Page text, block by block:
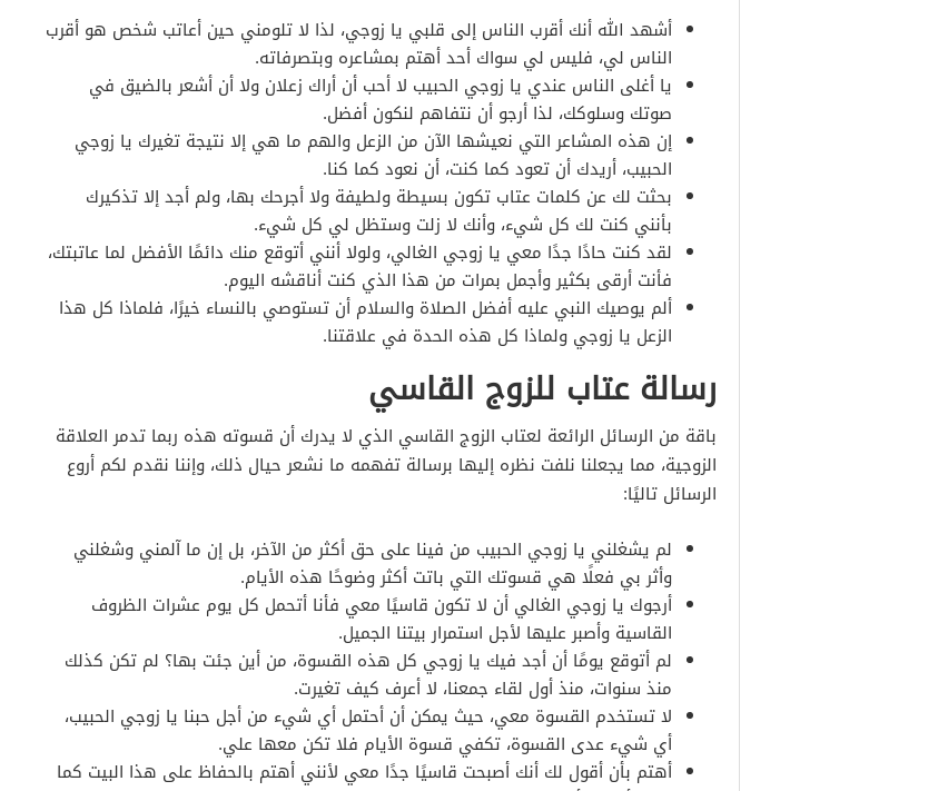
أشهد الله أنك أقرب الناس إلى قلبي يا زوجي، لذا لا تلومني حين أعاتب شخص هو أقرب
الناس لي، فليس لي سواك أحد أهتم بمشاعره وبتصرفاته.
يا أغلى الناس عندي يا زوجي الحبيب لا أحب أن أراك زعلان ولا أن أشعر بالضيق في
صوتك وسلوكك، لذا أرجو أن نتفاهم لنكون أفضل.
إن هذه المشاعر التي نعيشها الآن من الزعل والهم ما هي إلا نتيجة تغيرك يا زوجي
الحبيب، أريدك أن تعود كما كنت، أن نعود كما كنا.
بحثت لك عن كلمات عتاب تكون بسيطة ولطيفة ولا أجرحك بها، ولم أجد إلا تذكيرك
بأنني كنت لك كل شيء، وأنك لا زلت وستظل لي كل شيء.
لقد كنت حادًا جدًا معي يا زوجي الغالي، ولولا أنني أتوقع منك دائمًا الأفضل لما عاتبتك،
فأنت أرقى بكثير وأجمل بمرات من هذا الذي كنت أناقشه اليوم.
ألم يوصيك النبي عليه أفضل الصلاة والسلام أن تستوصي بالنساء خيرًا، فلماذا كل هذا
الزعل يا زوجي ولماذا كل هذه الحدة في علاقتنا.
رسالة عتاب للزوج القاسي
باقة من الرسائل الرائعة لعتاب الزوج القاسي الذي لا يدرك أن قسوته هذه ربما تدمر العلاقة
الزوجية، مما يجعلنا نلفت نظره إليها برسالة تفهمه ما نشعر حيال ذلك، وإننا نقدم لكم أروع
الرسائل تاليًا:
لم يشغلني يا زوجي الحبيب من فينا على حق أكثر من الآخر، بل إن ما آلمني وشغلني
وأثر بي فعلًا هي قسوتك التي باتت أكثر وضوحًا هذه الأيام.
أرجوك يا زوجي الغالي أن لا تكون قاسيًا معي فأنا أتحمل كل يوم عشرات الظروف
القاسية وأصبر عليها لأجل استمرار بيتنا الجميل.
لم أتوقع يومًا أن أجد فيك يا زوجي كل هذه القسوة، من أين جئت بها؟ لم تكن كذلك
منذ سنوات، منذ أول لقاء جمعنا، لا أعرف كيف تغيرت.
لا تستخدم القسوة معي، حيث يمكن أن أحتمل أي شيء من أجل حبنا يا زوجي الحبيب،
أي شيء عدى القسوة، تكفي قسوة الأيام فلا تكن معها علي.
أهتم بأن أقول لك أنك أصبحت قاسيًا جدًا معي لأنني أهتم بالحفاظ على هذا البيت كما